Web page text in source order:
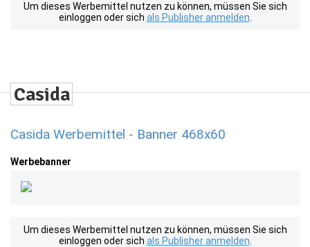
Um dieses Werbemittel nutzen zu können, müssen Sie sich
einloggen oder sich als Publisher anmelden
Casida Werbemittel - Banner 468x60
Werbebanner
Um dieses Werbemittel nutzen zu können, müssen Sie sich
einloggen oder sich als Publisher anmelden